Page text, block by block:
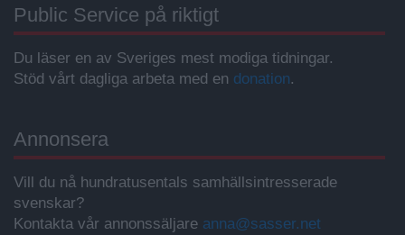
Public Service på riktigt
Du läser en av Sveriges mest modiga tidningar.
Stöd vårt dagliga arbeta med en donation.
Annonsera
Vill du nå hundratusentals samhällsintresserade
svenskar?
Kontakta vår annonssäljare anna@sasser.net